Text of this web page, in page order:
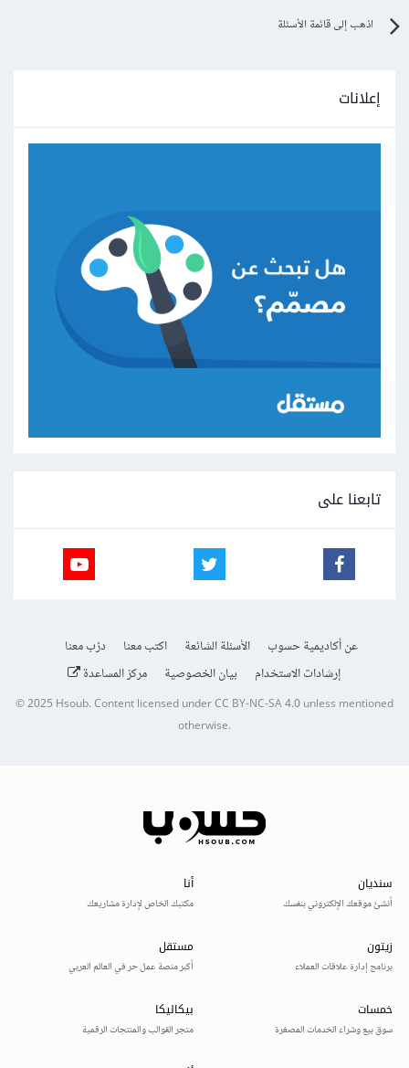
اذهب إلى قائمة الأسئلة
إعلانات
تابعنا على
عن أكاديمية حسوب الأسئلة الشائعة اكتب معنا
درّب معنا
إرشادات الاستخدام
بيان الخصوصية مركز المساعدة
© 2025Hsoub.Content licensed underCC BY-NC-SA 4.0unless mentioned
otherwise.